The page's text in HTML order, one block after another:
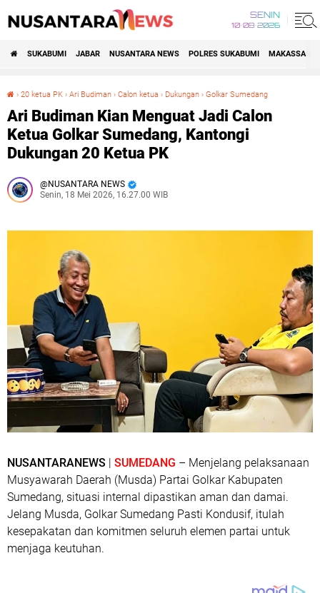
SENIN
10•08•2026
SUKABUMI JABAR NUSANTARA NEWS POLRES SUKABUMI MAKASSAR
› 20 ketua PK › Ari Budiman › Calon ketua › Dukungan › Golkar Sumedang
Ari Budiman Kian Menguat Jadi Calon
Ketua Golkar Sumedang, Kantongi
Dukungan 20 Ketua PK
NUSANTARA NEWS
Senin, 18 Mei 2026, 16.27.00 WIB
NUSANTARANEWS | SUMEDANG – Menjelang pelaksanaan
Musyawarah Daerah (Musda) Partai Golkar Kabupaten
Sumedang, situasi internal dipastikan aman dan damai.
Jelang Musda, Golkar Sumedang Pasti Kondusif, itulah
kesepakatan dan komitmen seluruh elemen partai untuk
menjaga keutuhan.